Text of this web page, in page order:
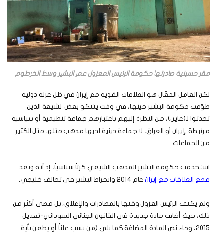
مقر حسينية صادرتها حكومة الرئيس المعزول عمر البشير وسط الخرطوم
لكن العامل الفعّال هو العلاقات القوية مع إيران في ظل عزلة دولية
طوّقت حكومة البشير حينها، في وقت يشكو بعض الشيعة الذين
تحدثوا لـ(عاين)، من النظرة إليهم باعتبارهم جماعة تنظيمية أو سياسية
مرتبطة بإيران أو العراق، لا جماعة دينية لديها مذهب مثلها مثل الكثير
من الجماعات.
استخدمت حكومة البشير المذهب الشيعي كرتاً سياسياً، إذ أنه وبعد
قطع العلاقات مع إيران عام 2014 وانخراط البشير في تحالف خليجي.
ولم يكتف الرئيس العزول وقتها بالمصادرات والإغلاق، بل مضى أكثر من
ذلك، حيث أضاف مادة جديدة في القانون الجنائي السوداني-تعديل
2015، وجاء نص المادة المضافة كما يلي (من يسب علناً أو يطعن بأية